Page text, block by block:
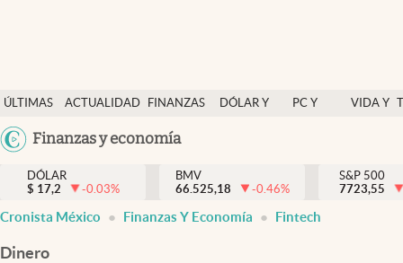
ÚLTIMAS
NOTICIAS
ACTUALIDAD
FINANZAS
DÓLAR Y
PC Y
VIDA Y
México
Finanzas y economía
Actualidad
Finanzas y economía
Dólar y mercados
DÓLAR
$ 17,2 -0.03%
BMV
66.525,18
-0.46%
S&P 500
7723,55
Cronista México Finanzas Y Economía Fintech
Dinero